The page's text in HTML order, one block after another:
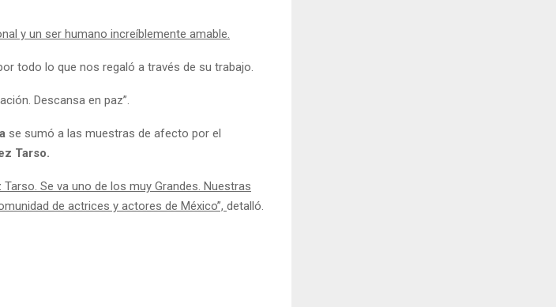
y un ser humano increíblemente amable.
todo lo que nos regaló a través de su trabajo.
Descansa en paz”.
se sumó a las muestras de afecto por el
Tarso.
Se va uno de los muy Grandes. Nuestras
de actrices y actores de México”, detalló.